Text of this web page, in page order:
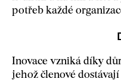
potřeb každé
Inovace vzniká díky
jehož členové